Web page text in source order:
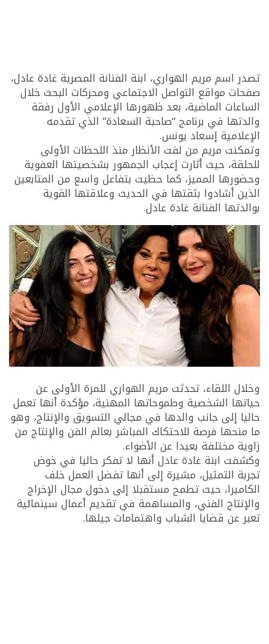
تصدر اسم مريم الهواري، ابنة الفنانة المصرية غادة عادل،
صفحات مواقع التواصل الاجتماعي ومحركات البحث خلال
الساعات الماضية، بعد ظهورها الإعلامي الأول رفقة
والدتها في برنامج “صاحبة السعادة” الذي تقدمه
الإعلامية إسعاد يونس.
وتمكنت مريم من لفت الأنظار منذ اللحظات الأولى
للحلقة، حيث أثارت إعجاب الجمهور بشخصيتها العفوية
وحضورها المميز، كما حظيت بتفاعل واسع من المتابعين
الذين أشادوا بثقتها في الحديث وعلاقتها القوية
بوالدتها الفنانة غادة عادل.
وخلال اللقاء، تحدثت مريم الهواري للمرة الأولى عن
حياتها الشخصية وطموحاتها المهنية، مؤكدة أنها تعمل
حاليا إلى جانب والدها في مجالي التسويق والإنتاج، وهو
ما منحها فرصة للاحتكاك المباشر بعالم الفن والإنتاج من
زاوية مختلفة بعيدا عن الأضواء.
وكشفت ابنة غادة عادل أنها لا تفكر حاليا في خوض
تجربة التمثيل، مشيرة إلى أنها تفضل العمل خلف
الكاميرا، حيث تطمح مستقبلا إلى دخول مجال الإخراج
والإنتاج الفني، والمساهمة في تقديم أعمال سينمائية
تعبر عن قضايا الشباب واهتمامات جيلها.